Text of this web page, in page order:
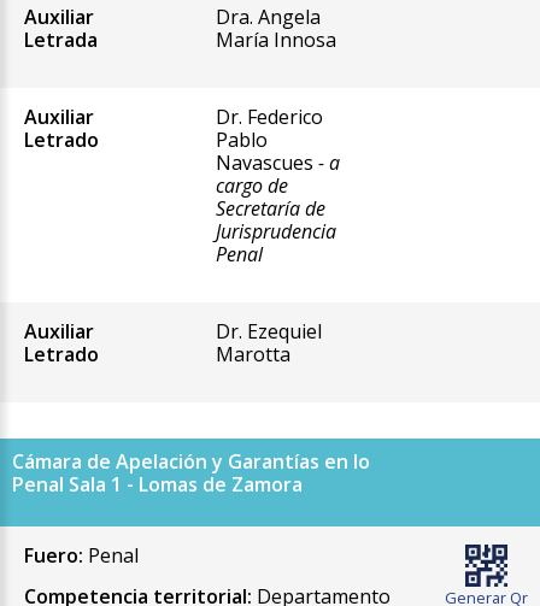
Auxiliar
Letrada
Dra. Angela
María Innosa
Auxiliar
Letrado
Dr. Federico
Pablo
Navascues - a
cargo de
Secretaría de
Jurisprudencia
Penal
Auxiliar
Letrado
Dr. Ezequiel
Marotta
Cámara de Apelación y Garantías en lo
Penal Sala 1 - Lomas de Zamora
Generar Qr
Fuero: Penal
Competencia territorial: Departamento